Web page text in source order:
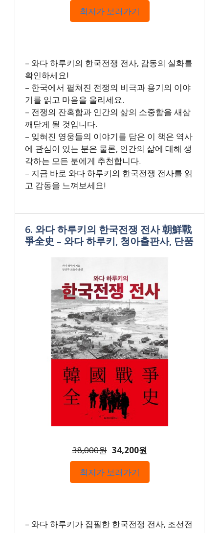
최저가 보러가기
– 와다 하루키의 한국전쟁 전사, 감동의 실화를
확인하세요!
– 한국에서 펼쳐진 전쟁의 비극과 용기의 이야
기를 읽고 마음을 울리세요.
– 전쟁의 잔혹함과 인간의 삶의 소중함을 새삼
깨닫게 될 것입니다.
– 잊혀진 영웅들의 이야기를 담은 이 책은 역사
에 관심이 있는 분은 물론, 인간의 삶에 대해 생
각하는 모든 분에게 추천합니다.
– 지금 바로 와다 하루키의 한국전쟁 전사를 읽
고 감동을 느껴보세요!
6. 와다 하루키의 한국전쟁 전사 朝鮮戰
爭全史 – 와다 하루키, 청아출판사, 단품
38,000원 34,200원
최저가 보러가기
– 와다 하루키가 집필한 한국전쟁 전사, 조선전